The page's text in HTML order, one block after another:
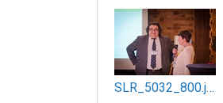
SLR_5032_800.jpg